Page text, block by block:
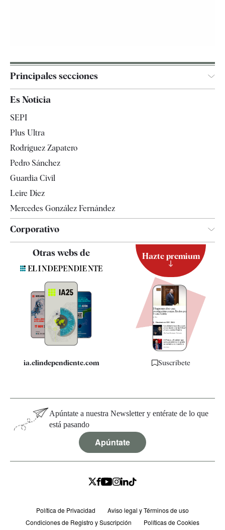
Principales secciones
España
Televisión
Es Noticia
SEPI
Plus Ultra
Rodríguez Zapatero
Pedro Sánchez
Guardia Civil
Leire Díez
Mercedes González Fernández
Corporativo
Contacto
Quiénes somos
Especificaciones
Otras webs de
ia.elindependiente.com
Hazte premium
Suscríbete
Apúntate a nuestra Newsletter y entérate de lo que
está pasando
Apúntate
Política de Privacidad
Aviso legal y Términos de uso
Condiciones de Registro y Suscripción
Políticas de Cookies